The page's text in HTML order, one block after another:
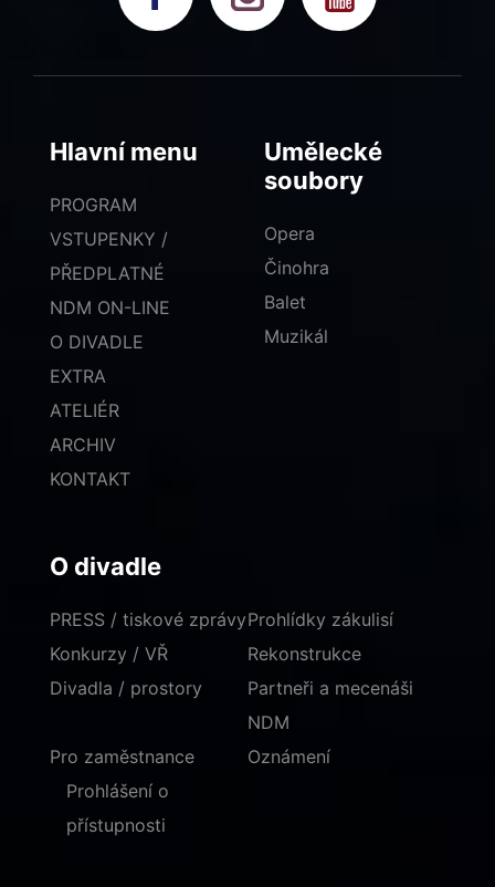
Hlavní menu
PROGRAM
VSTUPENKY /
PŘEDPLATNÉ
NDM ON-LINE
O DIVADLE
EXTRA
ATELIÉR
ARCHIV
KONTAKT
Umělecké
soubory
Opera
Činohra
Balet
Muzikál
O divadle
PRESS / tiskové zprávy
Konkurzy / VŘ
Divadla / prostory
Prohlídky zákulisí
Rekonstrukce
Partneři a mecenáši
NDM
Pro zaměstnance
Oznámení
Prohlášení o
přístupnosti